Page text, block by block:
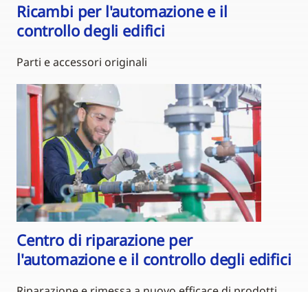
Ricambi per l'automazione e il
controllo degli edifici
Parti e accessori originali
Centro di riparazione per
l'automazione e il controllo degli edifici